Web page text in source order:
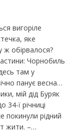
вигоріле
яке
ж обірвалося?
Чорнобиль
там у
панує весна…
мій дід Буряк
ї річниці
покинули рідний
жити. –…